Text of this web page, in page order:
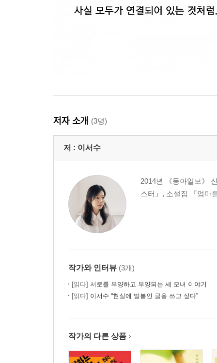
저자 소개 (3명)
저 : 이서수
2014년 《동아일보》
스터』, 소설집 『엄마
작가와 인터뷰 (3개)
[읽다] 서로를 부양하고 부양되는 세 모녀 이야기
[읽다] 이서수 “현실에 발붙인 글을 쓰고 싶다”
작가의 다른 상품